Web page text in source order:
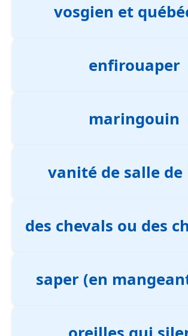
vosgien et
enfirouaper
maringouin
vanité de salle de
des chevals ou des
saper (en